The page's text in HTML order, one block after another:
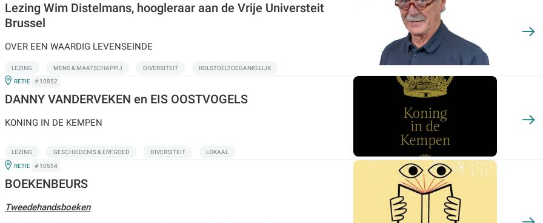
Lezing Wim Distelmans, hoogleraar aan de Vrije Universteit
Brussel
OVER EEN WAARDIG LEVENSEINDE
LEZING MENS & MAATSCHAPPIJ DIVERSITEIT ROLSTOELTOEGANKELIJK
IN
RETIE # 10552
DANNY VANDERVEKEN en EIS OOSTVOGELS
KONING IN DE KEMPEN
LEZING GESCHIEDENIS & ERFGOED DIVERSITEIT LOKAAL
IN
RETIE # 10554
BOEKENBEURS
Tweedehandsboeken